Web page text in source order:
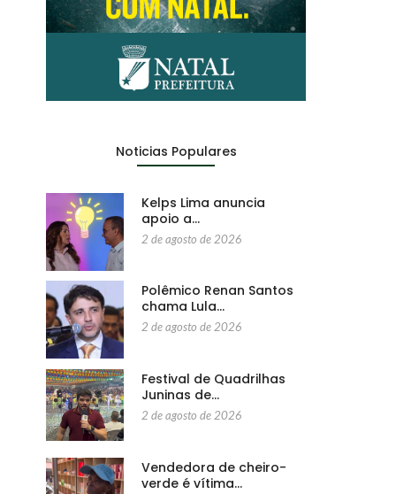
Noticias Populares
Kelps Lima anuncia
apoio a…
2 de agosto de 2026
Polêmico Renan Santos
chama Lula…
2 de agosto de 2026
Festival de Quadrilhas
Juninas de…
2 de agosto de 2026
Vendedora de cheiro-
verde é vítima…